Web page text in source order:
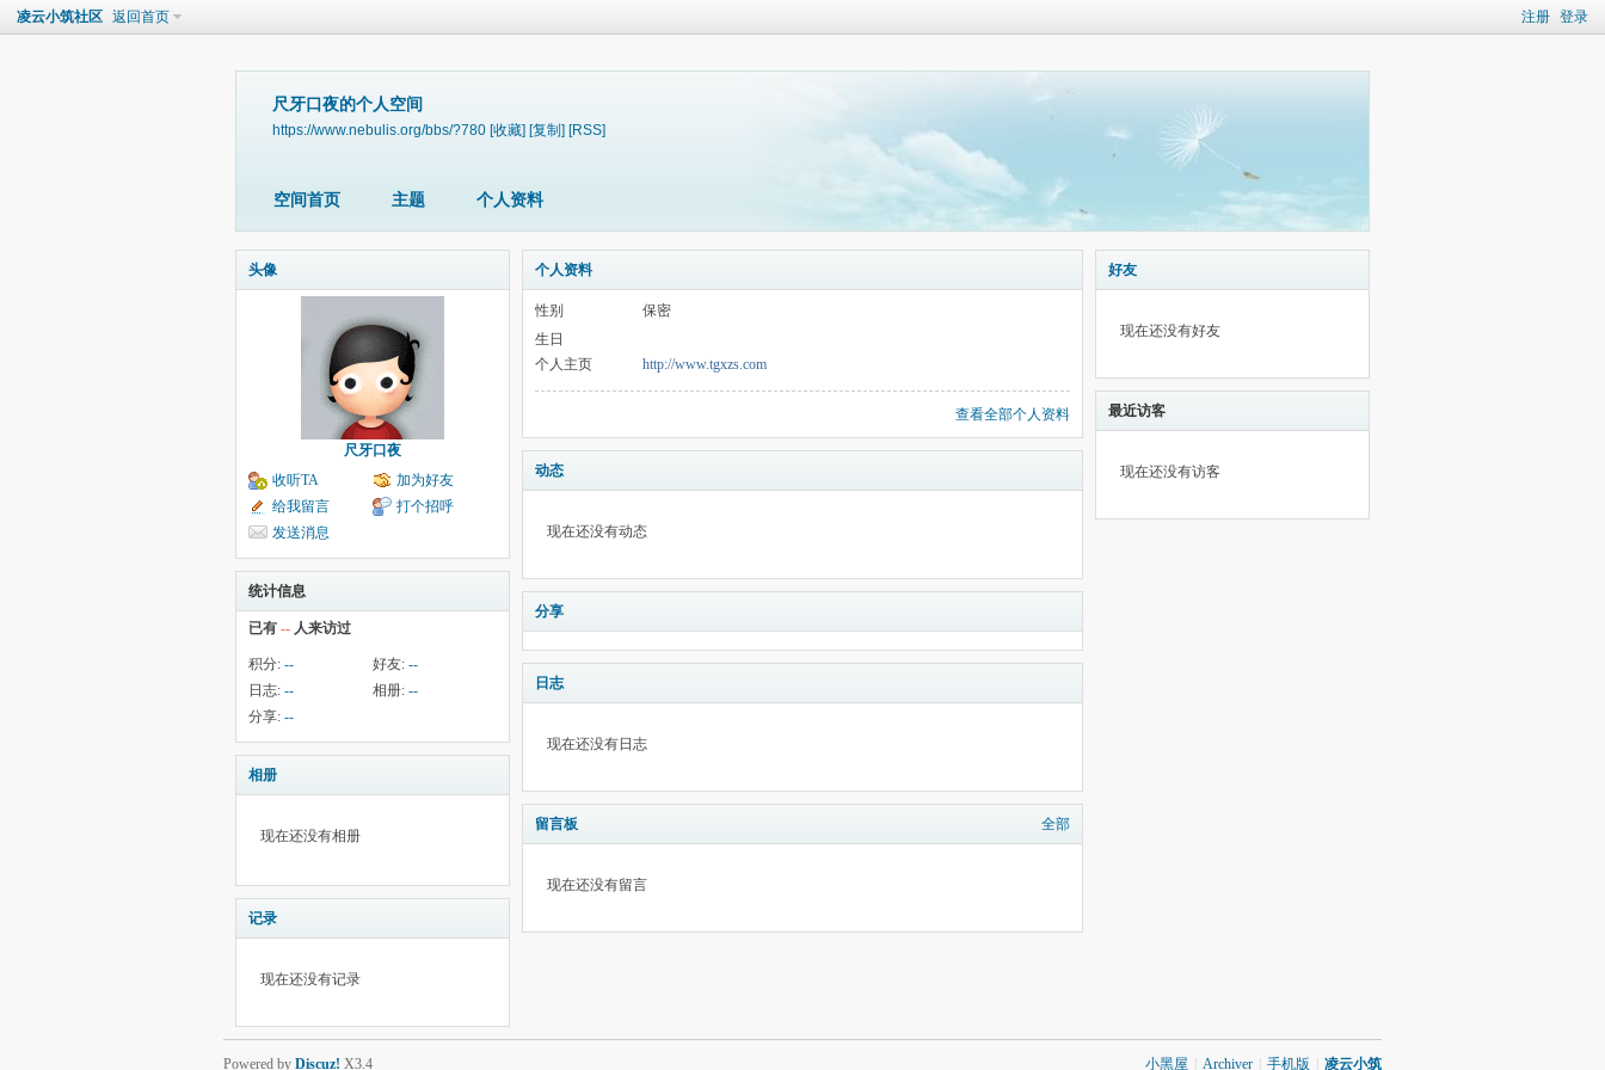
注册 登录
凌云小筑社区 返回首页
尺牙口夜的个人空间
https://www.nebulis.org/bbs/?780 [收藏] [复制] [RSS]
空间首页 主题 个人资料
头像
尺牙口夜
收听TA
加为好友
给我留言
打个招呼
发送消息
统计信息
已有 -- 人来访过
积分: -- 好友: --
日志: -- 相册: --
分享: --
相册
现在还没有相册
记录
现在还没有记录
个人资料
性别
保密
生日
个人主页
http://www.tgxzs.com
查看全部个人资料
动态
现在还没有动态
分享
日志
现在还没有日志
留言板 全部
现在还没有留言
好友
现在还没有好友
最近访客
现在还没有访客
小黑屋 Archiver 手机版 凌云小筑
Powered by Discuz! X3.4